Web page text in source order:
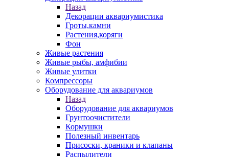
Назад
Декорации аквариумистика
Гроты,камни
Растения,коряги
Фон
Живые растения
Живые рыбы, амфибии
Живые улитки
Компрессоры
Оборудование для аквариумов
Назад
Оборудование для аквариумов
Грунтоочистители
Кормушки
Полезный инвентарь
Присоски, краники и клапаны
Распылители